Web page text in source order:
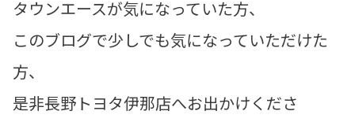
タウンエースが気になっていた方、
このブログで少しでも気になっていただけた
方、
是非長野トヨタ伊那店へお出かけくださ